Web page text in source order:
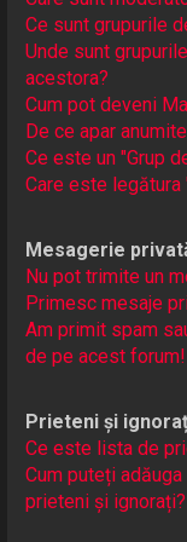
Ce sunt grupurile
Unde sunt
acestora?
Cum pot deveni
De ce apar
Ce este un "Grup
Care este legătura
Mesagerie
Nu pot trimite un
Primesc mesaje
Am primit spam
de pe acest forum!
Prieteni și
Ce este lista de
Cum puteți
prieteni și ignorați?